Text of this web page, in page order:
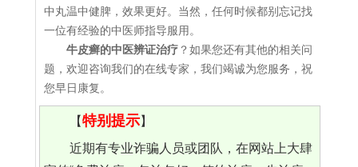
中丸温中健脾，效果更好。当然，任何时候都别忘记找
一位有经验的中医师指导服用。
牛皮癣的中医辨证治疗 ？如果您还有其他的相关问
题，欢迎咨询我们的在线专家，我们竭诚为您服务，祝
您早日康复。
【特别提示】
近期有专业诈骗人员或团队，在网站上大肆